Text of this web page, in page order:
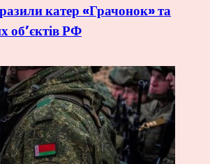
катер «Грачонок» та
об’єктів РФ